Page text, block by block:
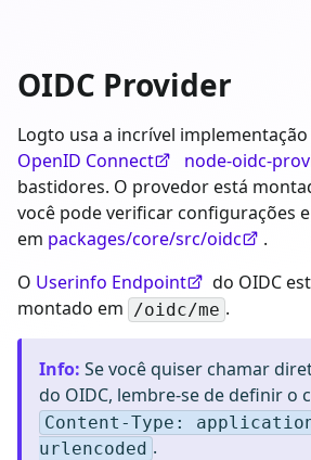
OIDC Provider
Logto usa a incrível
OpenID Connect
node-oidc-
bastidores. O provedor está
você pode verificar configurações
em packages/core/src/oidc
.
O Userinfo Endpoint
do OIDC
montado em
/oidc/me .
Info: Se você quiser chamar
do OIDC, lembre-se de definir o
Content-Type:
urlencoded .